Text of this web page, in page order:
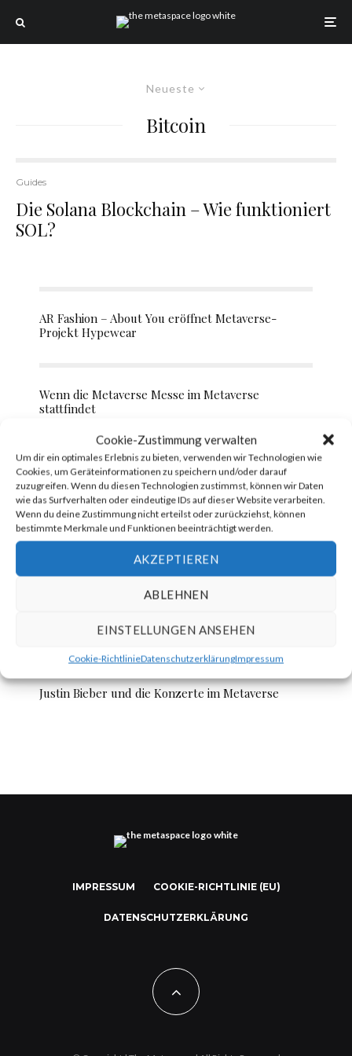
Cookie-Zustimmung verwalten
Um dir ein optimales Erlebnis zu bieten, verwenden wir Technologien wie
Cookies, um Geräteinformationen zu speichern und/oder darauf
zuzugreifen. Wenn du diesen Technologien zustimmst, können wir Daten
wie das Surfverhalten oder eindeutige IDs auf dieser Website verarbeiten.
Wenn du deine Zustimmung nicht erteilst oder zurückziehst, können
bestimmte Merkmale und Funktionen beeinträchtigt werden.
AKZEPTIEREN
ABLEHNEN
EINSTELLUNGEN ANSEHEN
Cookie-RichtlinieDatenschutzerklärungImpressum
Neueste
Bitcoin
Guides
Die Solana Blockchain – Wie funktioniert
SOL?
AR Fashion – About You eröffnet Metaverse-
Projekt Hypewear
Wenn die Metaverse Messe im Metaverse
stattfindet
Forever 21 eröffnet mehrere Shops in
unterschiedlichen Metaversen
Fashion District
Justin Bieber und die Konzerte im Metaverse
IMPRESSUM COOKIE-RICHTLINIE (EU)
DATENSCHUTZERKLÄRUNG